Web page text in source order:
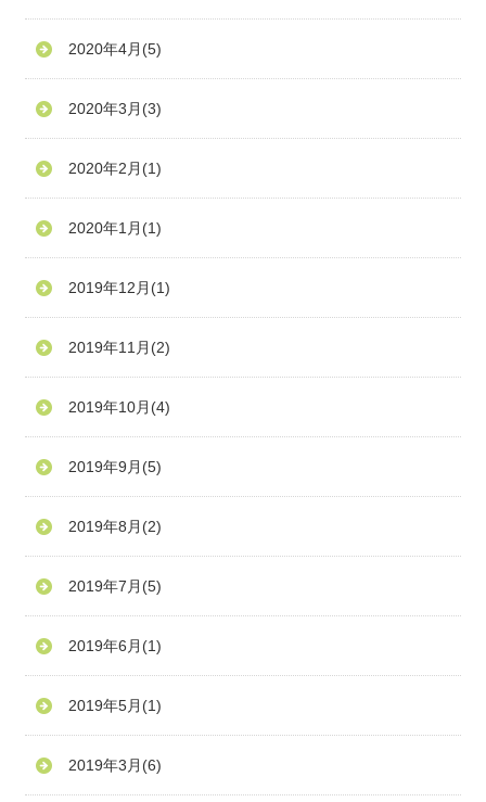
2020年4月 (5)
2020年3月 (3)
2020年2月 (1)
2020年1月 (1)
2019年12月 (1)
2019年11月 (2)
2019年10月 (4)
2019年9月 (5)
2019年8月 (2)
2019年7月 (5)
2019年6月 (1)
2019年5月 (1)
2019年3月 (6)